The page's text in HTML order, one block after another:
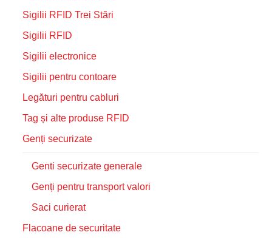
Sigilii RFID Trei Stări
Sigilii RFID
Sigilii electronice
Sigilii pentru contoare
Legături pentru cabluri
Tag și alte produse RFID
Genți securizate
Genti securizate generale
Genți pentru transport valori
Saci curierat
Flacoane de securitate